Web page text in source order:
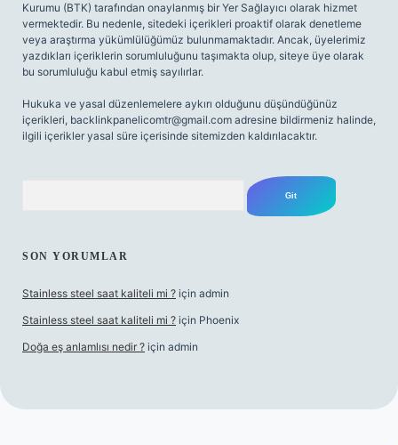
Kurumu (BTK) tarafından onaylanmış bir Yer Sağlayıcı olarak hizmet
vermektedir. Bu nedenle, sitedeki içerikleri proaktif olarak denetleme
veya araştırma yükümlülüğümüz bulunmamaktadır. Ancak, üyelerimiz
yazdıkları içeriklerin sorumluluğunu taşımakta olup, siteye üye olarak
bu sorumluluğu kabul etmiş sayılırlar.
Hukuka ve yasal düzenlemelere aykırı olduğunu düşündüğünüz
içerikleri, backlinkpanelicomtr@gmail.com adresine bildirmeniz halinde,
ilgili içerikler yasal süre içerisinde sitemizden kaldırılacaktır.
SON YORUMLAR
Stainless steel saat kaliteli mi ? için admin
Stainless steel saat kaliteli mi ? için Phoenix
Doğa eş anlamlısı nedir ? için admin